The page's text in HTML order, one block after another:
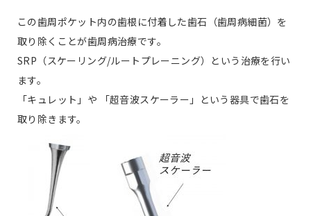
この歯周ポケット内の歯根に付着した歯石（歯周病細菌）を
取り除くことが歯周病治療です。
SRP（スケーリング/ルートプレーニング）という治療を行い
ます。
「キュレット」や 「超音波スケーラー」という器具で歯石を
取り除きます。